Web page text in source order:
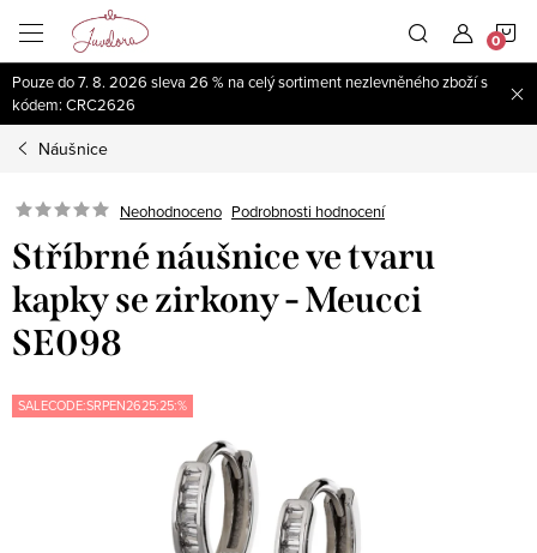
obsah
Pouze do 7. 8. 2026 sleva 26 % na celý sortiment nezlevněného zboží s
kódem: CRC2626
Náušnice
Neohodnoceno Podrobnosti hodnocení
Stříbrné náušnice ve tvaru
kapky se zirkony - Meucci
SE098
SALECODE:SRPEN2625:25:%